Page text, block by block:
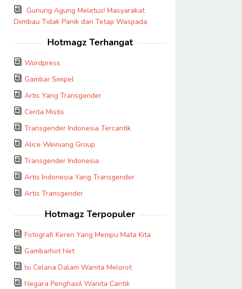
Gunung Agung Meletus! Masyarakat
Diimbau Tidak Panik dan Tetap Waspada
Hotmagz Terhangat
Wordpress
Gambar Simpel
Artis Yang Transgender
Cerita Mistis
Transgender Indonesia Tercantik
Alice Weiniang Group
Transgender Indonesia
Artis Indonesia Yang Transgender
Artis Transgender
Hotmagz Terpopuler
Fotografi Keren Yang Menipu Mata Kita
Gambarhot Net
Isi Celana Dalam Wanita Melorot
Negara Penghasil Wanita Cantik